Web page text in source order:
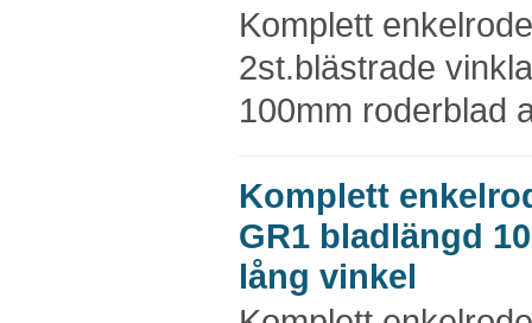
Komplett
2st.blästrade
100mm roderblad
Komplett
GR1 bladlängd
lång vinkel